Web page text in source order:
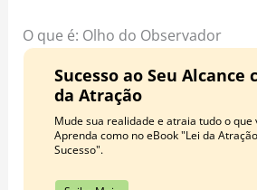
k a
m
O que é: Olho do Observador
Sucesso ao Seu Alcance
da Atração
Mude sua realidade e atraia tudo o que
Aprenda como no eBook "Lei da
Sucesso".